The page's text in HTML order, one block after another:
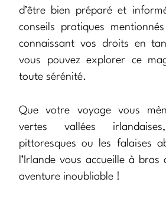
d’être bien préparé et
conseils pratiques
connaissant vos droits en
vous pouvez explorer ce
toute sérénité.
Que votre voyage vous
vertes vallées
pittoresques ou les falaises
l’Irlande vous accueille à
aventure inoubliable !